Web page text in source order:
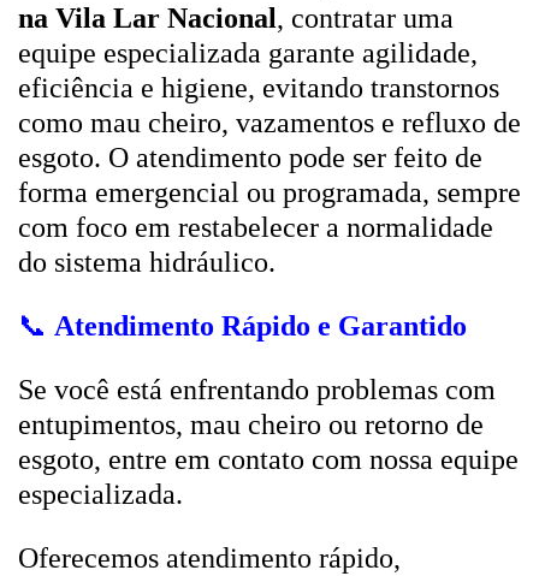
na Vila Lar Nacional, contratar uma
equipe especializada garante agilidade,
eficiência e higiene, evitando transtornos
como mau cheiro, vazamentos e refluxo de
esgoto. O atendimento pode ser feito de
forma emergencial ou programada, sempre
com foco em restabelecer a normalidade
do sistema hidráulico.
📞 Atendimento Rápido e Garantido
Se você está enfrentando problemas com
entupimentos, mau cheiro ou retorno de
esgoto, entre em contato com nossa equipe
especializada.
Oferecemos atendimento rápido,